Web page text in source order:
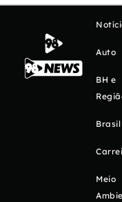
Auto
BH e
Brasil
Meio